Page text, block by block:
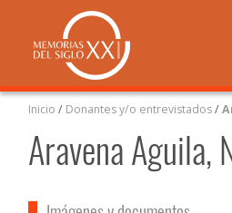
Inicio / Donantes y/o entrevistados/
Aravena Aguila,